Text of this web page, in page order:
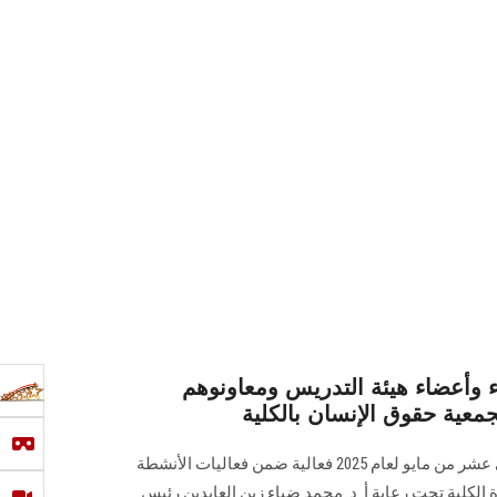
وأعضاء هيئة التدريس ومعاونوهم
حقوق الإنسان بالكلية
نظمت كلية الحقوق ظهر يوم الثاني عشر من مايو لعام 2025 فعالية ضمن فعاليات الأنشطة
الكلية تحت رعاية أ. د. محمد ضياء زين العابدين رئيس